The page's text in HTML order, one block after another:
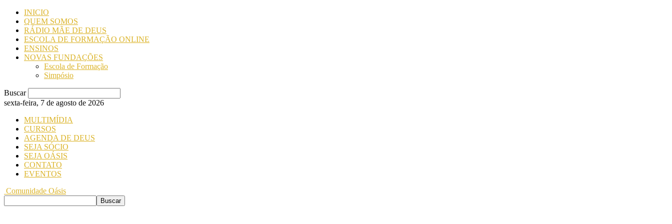
INICIO
QUEM SOMOS
RÁDIO MÃE DE DEUS
ESCOLA DE FORMAÇÃO ONLINE
ENSINOS
NOVAS FUNDAÇÕES
Escola de Formação
Simpósio
Buscar
sexta-feira, 7 de agosto de 2026
MULTIMÍDIA
CURSOS
AGENDA DE DEUS
SEJA SÓCIO
SEJA OÁSIS
CONTATO
EVENTOS
Comunidade Oásis